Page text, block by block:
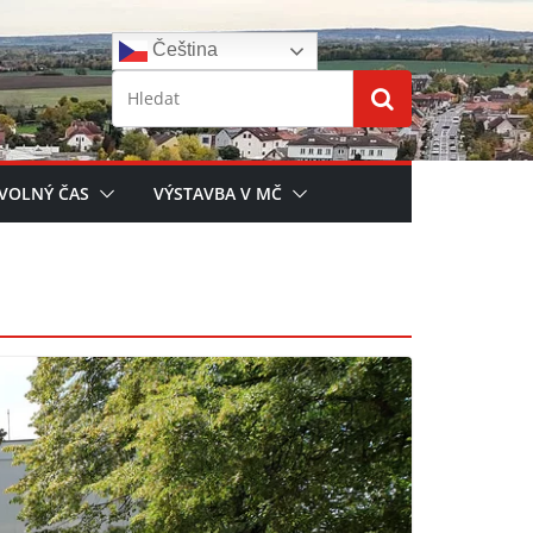
Čeština‎
ČAS VÝSTAVBA V MČ